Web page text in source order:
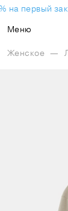
на первый
Меню
Женское —